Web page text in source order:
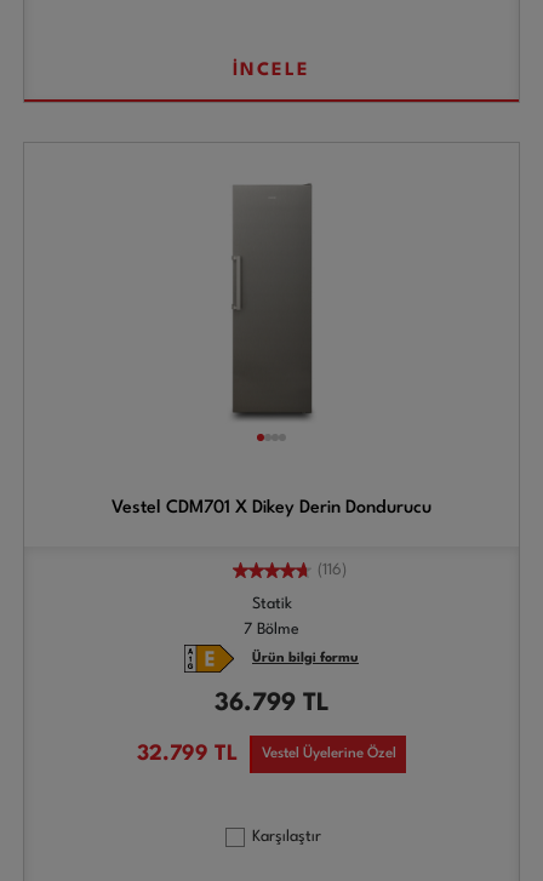
İNCELE
Vestel CDM701 X Dikey Derin Dondurucu
(116)
Statik
7 Bölme
Ürün bilgi formu
36.799 TL
32.799 TL Vestel Üyelerine Özel
Karşılaştır